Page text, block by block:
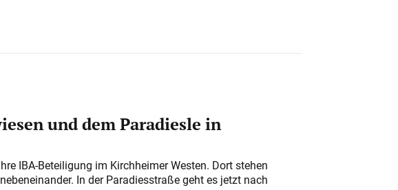
und dem Paradiesle in
IBA-Beteiligung im Kirchheimer Westen. Dort stehen
In der Paradiesstraße geht es jetzt nach